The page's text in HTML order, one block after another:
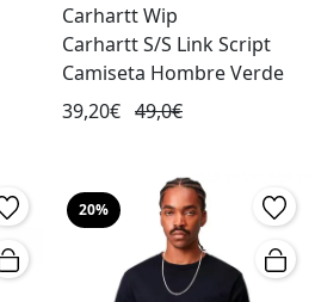
Carhartt Wip
Carhartt S/S Link Script
Camiseta Hombre Verde
39,20€ 49,0€
20%